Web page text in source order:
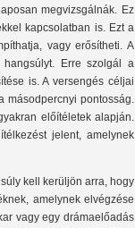
megvizsgálnák. Ez
kapcsolatban is. Ezt a
vagy erősítheti. A
Erre szolgál a
is. A versengés céljai
másodpercnyi pontosság.
előítéletek alapján.
jelent, amelynek
kell kerüljön arra, hogy
amelynek elvégzése
vagy egy drámaelőadás